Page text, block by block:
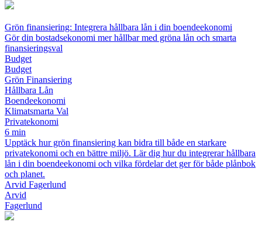
Grön finansiering: Integrera hållbara lån i din boendeekonomi
Gör din bostadsekonomi mer hållbar med gröna lån och smarta
finansieringsval
Budget
Budget
Grön Finansiering
Hållbara Lån
Boendeekonomi
Klimatsmarta Val
Privatekonomi
6 min
Upptäck hur grön finansiering kan bidra till både en starkare
privatekonomi och en bättre miljö. Lär dig hur du integrerar hållbara
lån i din boendeekonomi och vilka fördelar det ger för både plånbok
och planet.
Arvid Fagerlund
Arvid
Fagerlund